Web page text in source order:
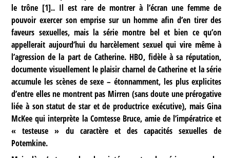
le trône [1].. Il est rare de montrer à l’écran une femme de
pouvoir exercer son emprise sur un homme afin d’en tirer des
faveurs sexuelles, mais la série montre bel et bien ce qu’on
appellerait aujourd’hui du harcèlement sexuel qui vire même à
l’agression de la part de Catherine. HBO, fidèle à sa réputation,
documente visuellement le plaisir charnel de Catherine et la série
accumule les scènes de sexe – étonnamment, les plus explicites
d’entre elles ne montrent pas Mirren (sans doute une prérogative
liée à son statut de star et de productrice exécutive), mais Gina
McKee qui interprète la Comtesse Bruce, amie de l’impératrice et
« testeuse » du caractère et des capacités sexuelles de
Potemkine.